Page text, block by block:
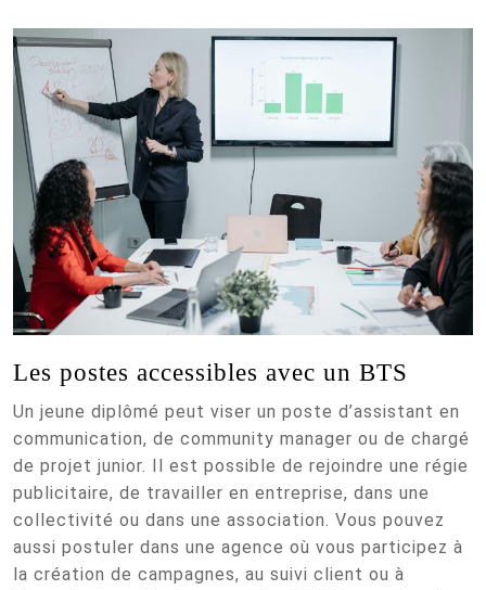
Les postes accessibles avec un BTS
Un jeune diplômé peut viser un poste d’assistant en
communication, de community manager ou de chargé
de projet junior. Il est possible de rejoindre une régie
publicitaire, de travailler en entreprise, dans une
collectivité ou dans une association. Vous pouvez
aussi postuler dans une agence où vous participez à
la création de campagnes, au suivi client ou à